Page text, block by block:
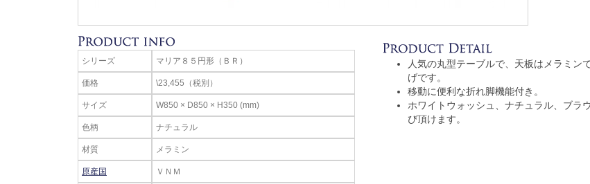
シリーズ マリア８５円形（ＢＲ）
価格 \23,455（税別）
サイズ W850 × D850 × H350 (mm)
色柄 ナチュラル
材質 メラミン
原産国 ＶＮＭ
人気の丸型テーブルで、天板はメラミン
げです。
移動に便利な折れ脚機能付き。
ホワイトウォッシュ、ナチュラル、ブラ
び頂けます。